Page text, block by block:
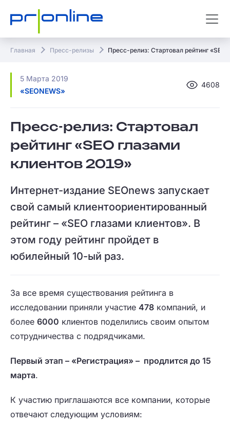
Главная Пресс-релизы Пресс-релиз: Стартовал рейтинг «SEO
5 Марта 2019
«SEONEWS»
4608
Пресс-релиз: Стартовал
рейтинг «SEO глазами
клиентов 2019»
Интернет-издание SEOnews запускает
свой самый клиентоориентированный
рейтинг – «SEO глазами клиентов». В
этом году рейтинг пройдет в
юбилейный 10-ый раз.
За все время существования рейтинга в
исследовании приняли участие 478 компаний, и
более 6000 клиентов поделились своим опытом
сотрудничества с подрядчиками.
Первый этап – «Регистрация» – продлится до 15
марта.
К участию приглашаются все компании, которые
отвечают следующим условиям: